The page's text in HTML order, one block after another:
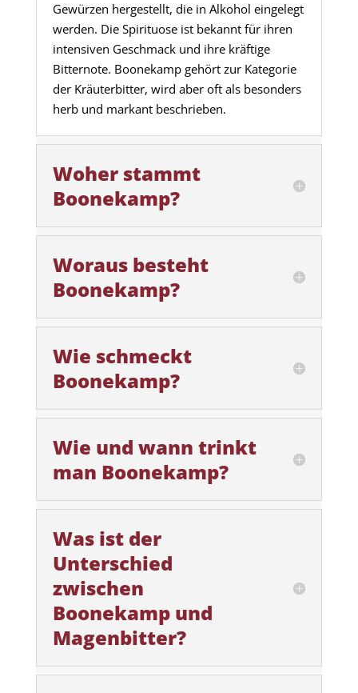
Gewürzen hergestellt, die in Alkohol eingelegt
werden. Die Spirituose ist bekannt für ihren
intensiven Geschmack und ihre kräftige
Bitternote. Boonekamp gehört zur Kategorie
der Kräuterbitter, wird aber oft als besonders
herb und markant beschrieben.
Woher stammt
Boonekamp?
Woraus besteht
Boonekamp?
Wie schmeckt
Boonekamp?
Wie und wann trinkt
man Boonekamp?
Was ist der
Unterschied
zwischen
Boonekamp und
Magenbitter?